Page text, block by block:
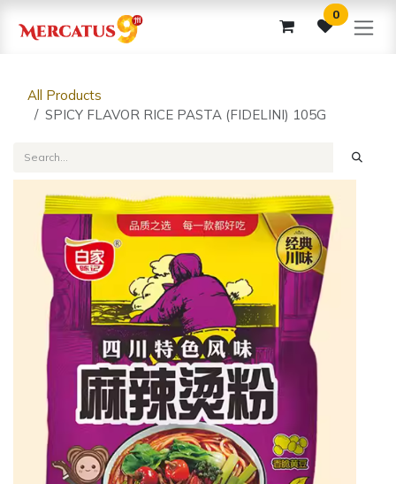
0
All Products
SPICY FLAVOR RICE PASTA (FIDELINI) 105G